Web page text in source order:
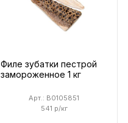
Филе зубатки пестрой
замороженное 1 кг
541 р/кг
Арт.: B0105851